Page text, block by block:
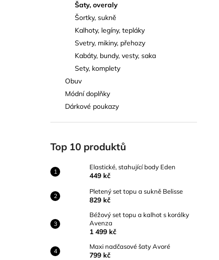
Šaty, overaly
Šortky, sukně
Kalhoty, legíny, tepláky
Svetry, mikiny, přehozy
Kabáty, bundy, vesty, saka
Sety, komplety
Obuv
Módní doplňky
Dárkové poukazy
Top 10 produktů
Elastické, stahující body Eden
449 kč
Pletený set topu a sukně Belisse
829 kč
Béžový set topu a kalhot s korálky
Avenza
1 499 kč
Maxi nadčasové šaty Avoré
799 kč
ELASTICKÉ, STAHUJÍCÍ BODY EDEN
449 kč